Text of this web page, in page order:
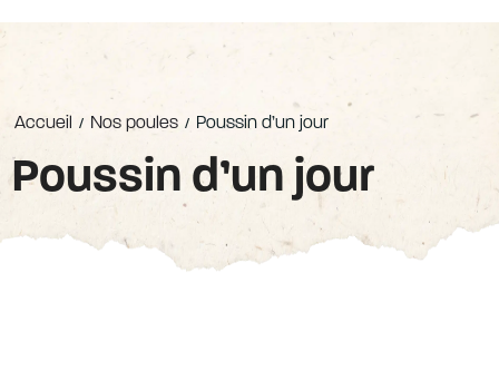
Accueil / Nos poules / Poussin d’un jour
Poussin d’un jour